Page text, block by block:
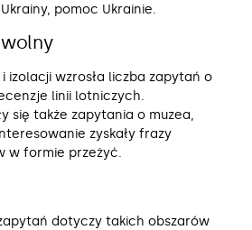
pomoc Ukrainie.
izolacji wzrosła liczba zapytań o
linii lotniczych.
się także zapytania o muzea,
zyskały frazy
w formie przeżyć.
dotyczy takich obszarów